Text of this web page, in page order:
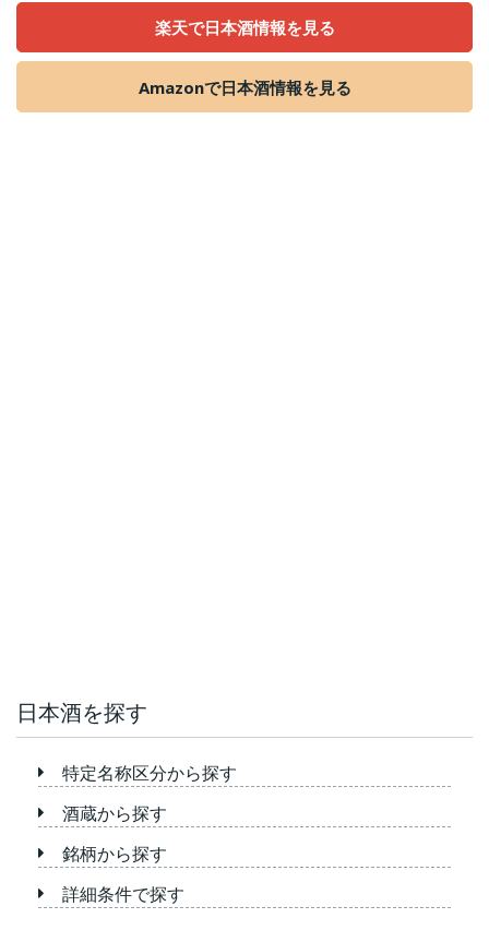
楽天で日本酒情報を見る
Amazonで日本酒情報を見る
日本酒を探す
特定名称区分から探す
酒蔵から探す
銘柄から探す
詳細条件で探す